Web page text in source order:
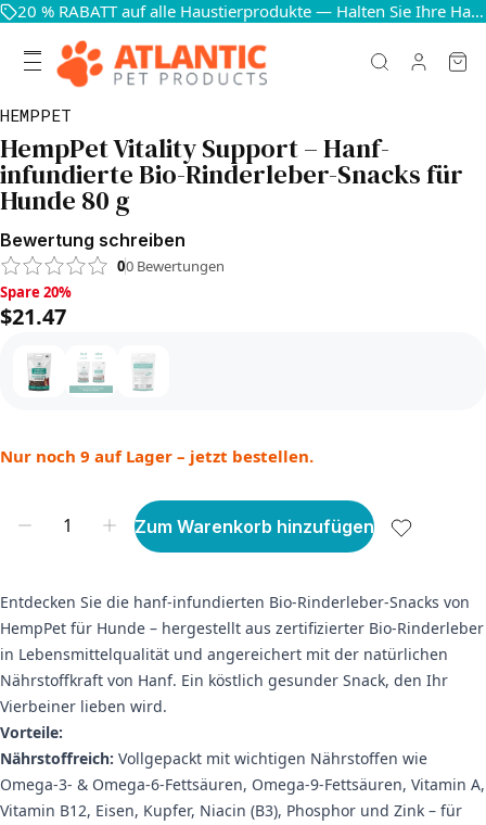
20 % RABATT auf alle Haustierprodukte — Halten Sie Ihre Haustiere glücklich und gesund
HEMPPET
HempPet Vitality Support – Hanf-
infundierte Bio-Rinderleber-Snacks für
Hunde 80 g
Bewertung schreiben
00 Bewertungen
Spare 20%, $21.47
Spare 20%
$21.47
Nur noch 9 auf Lager – jetzt bestellen.
Zum Warenkorb hinzufügen
Entdecken Sie die hanf-infundierten Bio-Rinderleber-Snacks von
HempPet für Hunde – hergestellt aus zertifizierter Bio-Rinderleber
in Lebensmittelqualität und angereichert mit der natürlichen
Nährstoffkraft von Hanf. Ein köstlich gesunder Snack, den Ihr
Vierbeiner lieben wird.
Vorteile:
Nährstoffreich: Vollgepackt mit wichtigen Nährstoffen wie
Omega-3- & Omega-6-Fettsäuren, Omega-9-Fettsäuren, Vitamin A,
Vitamin B12, Eisen, Kupfer, Niacin (B3), Phosphor und Zink – für